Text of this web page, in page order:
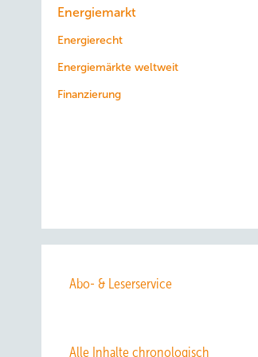
Energiemarkt
Energierecht
Energiemärkte weltweit
Finanzierung
Abo- & Leserservice
Alle Inhalte chronologisch